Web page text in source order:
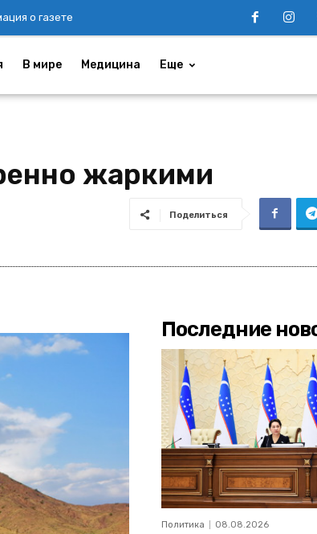
о газете
В мире Медицина Еще
жаркими
Поделиться
Последние
Политика 08.08.2026